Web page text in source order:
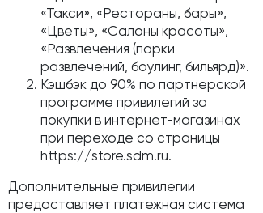
«Такси», «Рестораны, бары»,
«Цветы», «Салоны красоты»,
«Развлечения (парки
развлечений, боулинг, бильярд)».
Кэшбэк до 90% по партнерской
программе привилегий за
покупки в интернет-магазинах
при переходе со страницы
https://store.sdm.ru.
Дополнительные привилегии
предоставляет платежная система